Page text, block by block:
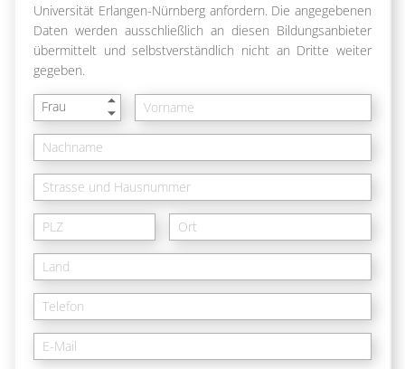
Universität Erlangen-Nürnberg anfordern. Die angegebenen
Daten werden ausschließlich an diesen Bildungsanbieter
übermittelt und selbstverständlich nicht an Dritte weiter
gegeben.
Frau